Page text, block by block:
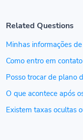
Related Questions
Minhas informações
Como entro em
Posso trocar de plano
O que acontece após
Existem taxas ocultas